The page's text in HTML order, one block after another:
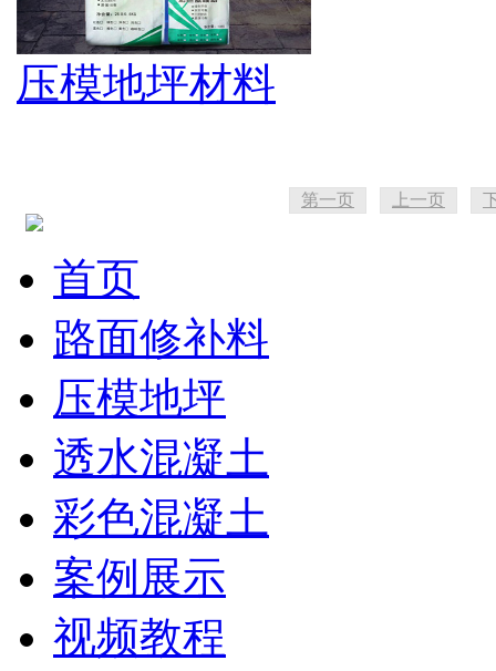
压模地坪材料
第一页 上一页
首页
路面修补料
压模地坪
透水混凝土
彩色混凝土
案例展示
视频教程